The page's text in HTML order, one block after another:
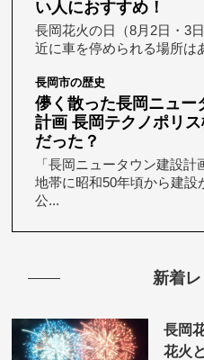
い人におすすめ！
長岡花火の日（8月2日・3
近に車を停められる場所は
長岡市の歴史
儚く散った長岡ニュー
計画 長岡テクノポリ
だった？
「長岡ニュータウン建設
地帯に昭和50年頃から建設
公...
新着
長岡
花火